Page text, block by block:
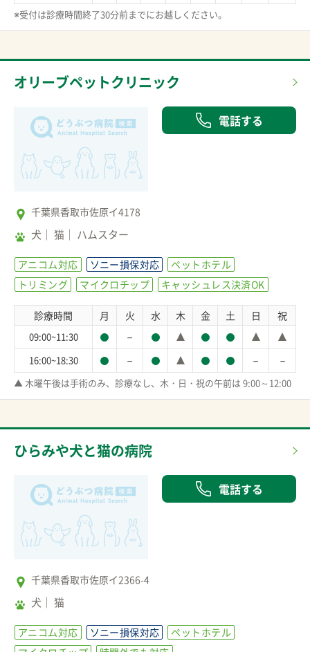
※受付は診療時間終了30分前までにお越しください。
オリーブペットクリニック
電話する
千葉県香取市佐原イ4178
犬 猫 ハムスター
アニコム対応 ソニー損保対応
ペットホテル
トリミング
マイクロチップ キャッシュレス決済OK
診療時間 月 火 水 木 金 土 日 祝
09:00~11:30 －
16:00~18:30 － － －
▲ 木曜午後は手術のみ、診療なし、木・日・祝の午前は 9:00～12:00
ひらみや犬と猫の病院
電話する
千葉県香取市佐原イ2366-4
犬 猫
アニコム対応 ソニー損保対応
ペットホテル